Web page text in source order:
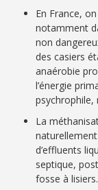
En France,
notamment
non
des casiers
anaérobie
l’énergie
La
d’effluents
septique,
fosse à